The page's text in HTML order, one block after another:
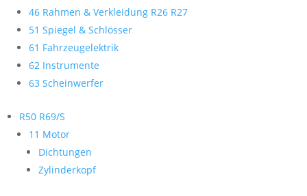
46 Rahmen & Verkleidung R26 R27
51 Spiegel & Schlösser
61 Fahrzeugelektrik
62 Instrumente
63 Scheinwerfer
R50 R69/S
11 Motor
Dichtungen
Zylinderkopf